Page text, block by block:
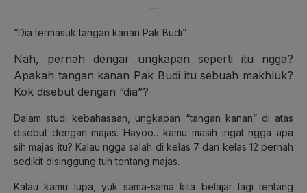
—
“Dia termasuk tangan kanan Pak Budi”
Nah, pernah dengar ungkapan seperti itu ngga?
Apakah tangan kanan Pak Budi itu sebuah makhluk?
Kok disebut dengan “dia”?
Dalam studi kebahasaan, ungkapan “tangan kanan” di atas
disebut dengan majas. Hayoo….kamu masih ingat ngga apa
sih majas itu? Kalau ngga salah di kelas 7 dan kelas 12 pernah
sedikit disinggung tuh tentang majas.
Kalau kamu lupa, yuk sama-sama kita belajar lagi tentang